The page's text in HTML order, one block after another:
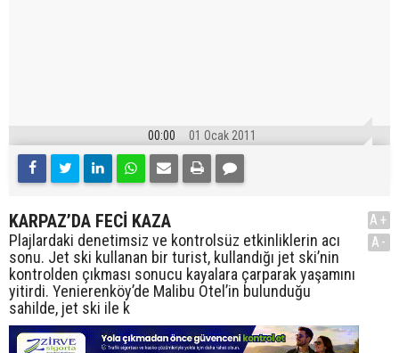
00:00 01 Ocak 2011
KARPAZ’DA FECİ KAZA
Plajlardaki denetimsiz ve kontrolsüz etkinliklerin acı
sonu. Jet ski kullanan bir turist, kullandığı jet ski’nin
kontrolden çıkması sonucu kayalara çarparak yaşamını
yitirdi. Yenierenköy’de Malibu Otel’in bulunduğu
sahilde, jet ski ile k
A+
A-